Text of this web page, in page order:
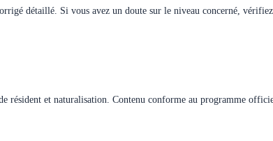
détaillé. Si vous avez un doute sur le niveau concerné,
résident et naturalisation. Contenu conforme au programme